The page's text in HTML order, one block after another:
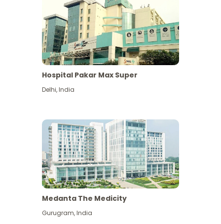
Hospital Pakar Max Super
Delhi,India
Medanta The Medicity
Gurugram,India